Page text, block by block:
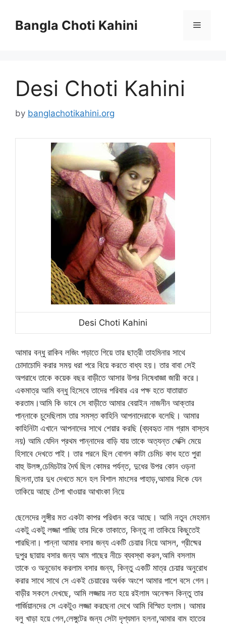
contentBangla Choti Kahini Menu
Desi Choti Kahini
by banglachotikahini.org
Desi Choti Kahini
আমার বন্ধু রাকিব লজিং পড়াতে গিয়ে তার ছাত্রী তাহমিনার সাথে
চোদাচোদি করার সময় ধরা পরে বিয়ে করতে বাধ্য হয়। তার বাবা সেই
অপরাধে তাকে কয়েক বছর বাড়ীতে আসার উপর নিষেধাজ্ঞা জারী করে।
একমাত্র আমি বন্ধু হিসেবে তাদের পরিবার এর পক্ষ হতে যাতায়াত
করতাম।আমি কি ভাবে সে বাড়ীতে আমার বেয়াইন নাজনীন আক্তার
পান্নাকে চুদেছিলাম তার সমস্ত কাহিনি আপনাদেরাকে বলেছি। আমার
কাহিনিটা এখানে আপনাদের সাথে শেয়ার করছি (ব্যবহৃত নাম গ্রাম বাস্তব
নয়) আমি যেদিন প্রথম পান্নাদের বাড়ি যায় তাকে অত্যন্ত সেক্সি মেয়ে
হিসাবে দেখতে পাই। তার পরনে ছিল বোগল কাটা চেমিচ কাধ হতে পুরা
বাহু উলঙ্গ,চেমিচটার দৈর্ঘ ছিল কোমর পর্যন্ত, দুধের উপর কোন ওড়না
ছিলনা,তার দুধ দেখতে মনে হল বিশাল মাংসের পাহাড়,আমার দিকে যেন
তাকিয়ে আছে টেপা খাওয়ার আখাংকা নিয়ে
ছেলেদের লুঙ্গীর মত একটা কাপর পরিধান করে আছে। আমি নতুন মেহমান
একটু একটু লজ্জা পাচ্ছি তার দিকে তাকাতে, কিন্তু না তাকিয়ে কিছুতেই
পারছিনা। পান্না আমার বসার জন্য একটি চেয়ার নিয়ে আসল, গ্রীষ্মের
দুপুর ছায়ায় বসার জন্য আম গাছের নীচে ব্যবস্থা করল,আমি বসলাম
তাকে ও অনুভোধ করলাম বসার জন্য, কিন্তু একটি মাত্র চেয়ার অনুরোধ
করার সাথে সাথে সে একই চেয়ারের অর্ধক অংশে আমার পাশে বসে গেল।
বাড়ীর সকলে দেখছে, আমি লজ্জায় নত হয়ে রইলাম অনেক্ষন কিন্তু তার
গার্জিয়ানদের সে একটুও লজ্জা করছেনা দেখে আমি বিস্মিত হলাম। আমার
বলু খাড়া হয়ে গেল,লেঙ্গুটের জন্য সেটা দৃশ্যমান হলনা,আমার বাম হাতের